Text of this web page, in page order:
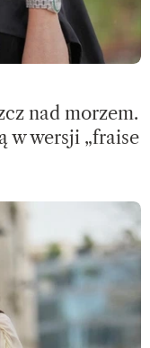
nad morzem.
w wersji „fraise